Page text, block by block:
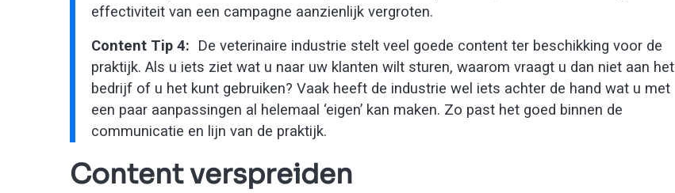
effectiviteit van een campagne aanzienlijk vergroten.
Content Tip 4: De veterinaire industrie stelt veel goede content ter beschikking voor de
praktijk. Als u iets ziet wat u naar uw klanten wilt sturen, waarom vraagt u dan niet aan het
bedrijf of u het kunt gebruiken? Vaak heeft de industrie wel iets achter de hand wat u met
een paar aanpassingen al helemaal ‘eigen’ kan maken. Zo past het goed binnen de
communicatie en lijn van de praktijk.
Content verspreiden